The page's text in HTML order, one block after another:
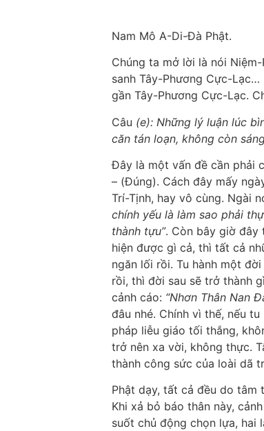
Nam Mô A-Di-Đà Phật.
Chúng ta mở lời là nói
sanh Tây-Phương Cực-
gần Tây-Phương Cực-Lạc.
Câu (e): Những lý luận lúc
căn tán loạn, không còn
Đây là một vấn đề cần phải
– (Đúng). Cách đây mấy
Trí-Tịnh, hay vô cùng. Ngài
chính yếu là làm sao phải
thành tựu”. Còn bây giờ đây
hiện được gì cả, thì tất cả
ngăn lối rồi. Tu hành một
rồi, thì đời sau sẽ trở thành
cảnh cáo: “Nhơn Thân Nan
đâu nhé. Chính vì thế, nếu
pháp liễu giáo tối thắng,
trở nên xa vời, không thực.
thành công sức của loài dã
Phật dạy, tất cả đều do tâm
Khi xả bỏ báo thân này,
suốt chủ động chọn lựa, hai